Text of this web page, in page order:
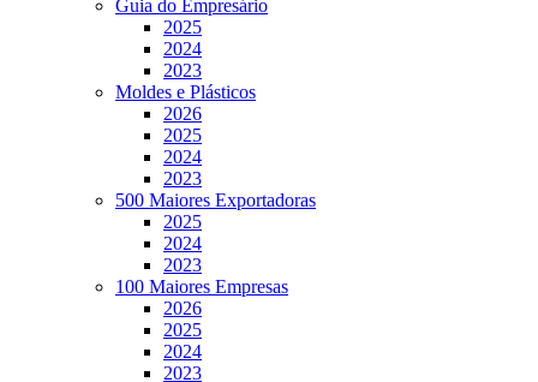
Guia do Empresário
2025
2024
2023
Moldes e Plásticos
2026
2025
2024
2023
500 Maiores Exportadoras
2025
2024
2023
100 Maiores Empresas
2026
2025
2024
2023